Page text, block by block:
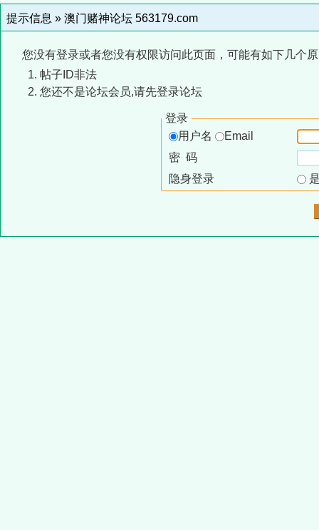
提示信息 » 澳门赌神论坛 563179.com
您没有登录或者您没有权限访问此页面，可能有如下几个
帖子ID非法
您还不是论坛会员,请先登录论坛
登录
用户名
Email
密 码
隐身登录